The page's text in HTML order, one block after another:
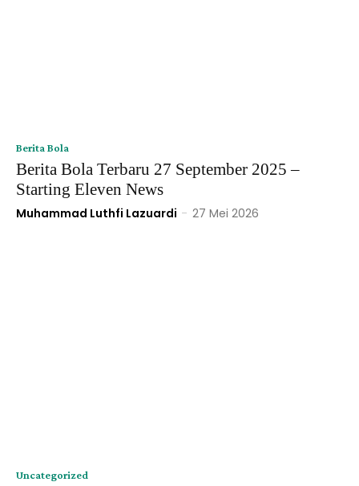
Berita Bola
Berita Bola Terbaru 27 September 2025 –
Starting Eleven News
Muhammad Luthfi Lazuardi - 27 Mei 2026
Uncategorized